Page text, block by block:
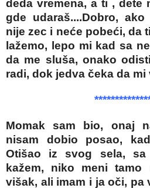
deda vremena, a ti , dete
gde udaraš....Dobro,
nije zec i neće pobeći, da
lažemo, lepo mi kad sa
da me sluša, onako
radi, dok jedva čeka da mi
Momak sam bio, onaj
nisam dobio posao,
Otišao iz svog sela, sa
kažem, niko meni
višak, ali imam i ja oči, pa